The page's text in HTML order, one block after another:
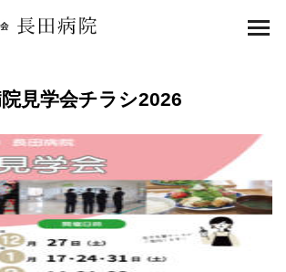
見学会チラシ2026